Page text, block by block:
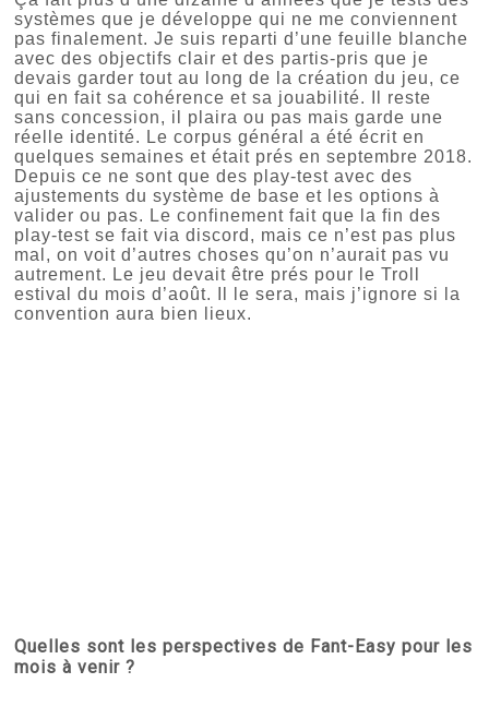
systèmes que je développe qui ne me conviennent
pas finalement. Je suis reparti d’une feuille blanche
avec des objectifs clair et des partis-pris que je
devais garder tout au long de la création du jeu, ce
qui en fait sa cohérence et sa jouabilité. Il reste
sans concession, il plaira ou pas mais garde une
réelle identité. Le corpus général a été écrit en
quelques semaines et était prés en septembre 2018.
Depuis ce ne sont que des play-test avec des
ajustements du système de base et les options à
valider ou pas. Le confinement fait que la fin des
play-test se fait via discord, mais ce n’est pas plus
mal, on voit d’autres choses qu’on n’aurait pas vu
autrement. Le jeu devait être prés pour le Troll
estival du mois d’août. Il le sera, mais j’ignore si la
convention aura bien lieux.
Quelles sont les perspectives de Fant-Easy pour les
mois à venir ?